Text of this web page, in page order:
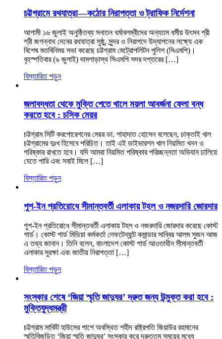
চট্টগ্রামে রথযাত্রা—কঠোর নিরাপত্তা ও ট্রাফিক নির্দেশনা
আগামী ১৬ জুলাই অনুষ্ঠিতব্য সনাতন ধর্মাবলম্বীদের অন্যতম ধর্মীয় উৎসব শ্রী
শ্রী জগন্নাথ দেবের রথযাত্রা সুষ্ঠু, সুন্দর ও নিরাপদে উদ্‌যাপনের লক্ষ্যে এক
বিশেষ মতবিনিময় সভা করেছে চট্টগ্রাম মেট্রোপলিটন পুলিশ (সিএমপি)।
বৃহস্পতিবার (৯ জুলাই) দামপাড়াস্থ সিএমপি সদর দপ্তরের […]
বিস্তারিত পড়ুন
জলাবদ্ধতা থেকে মুক্তি পেতে খালে ময়লা আবর্জনা ফেলা বন্ধ
করতে হবে : চসিক মেয়র
চট্টগ্রাম সিটি করপোরেশনের মেয়র ডা. শাহাদাত হোসেন বলেছেন, চাক্তাই খাল
চট্টগ্রামের দুঃখ হিসেবে পরিচিত। তাই এই ডাইভারশন খাল নিয়মিত খনন ও
পরিষ্কার রাখতে হবে। যদি আমরা নিয়মিত পরিষ্কার পরিচ্ছন্নতা অভিযান চালিয়ে
যেতে পারি এবং সবাই মিলে […]
বিস্তারিত পড়ুন
পুশ-ইন প্রতিরোধে সীমান্তবর্তী এলাকায় টহল ও নজরদারি জোরদার
পুশ-ইন প্রতিরোধে সীমান্তবর্তী এলাকায় টহল ও নজরদারি জোরদার করেছে কোস্ট
গার্ড। কোস্ট গার্ড মিডিয়া কর্মকর্তা লেফটেন্যান্ট কমান্ডার সাব্বির আলম সুজন আজ
এ তথ্য জানান। তিনি বলেন, বাংলাদেশ কোস্ট গার্ড আওতাধীন সীমান্তবর্তী
এলাকার সুরক্ষা এবং জাতীয় নিরাপত্তা […]
বিস্তারিত পড়ুন
সংস্কার শেষে ‘জিয়া স্মৃতি জাদুঘর’ দ্রুত জন্য উন্মুক্ত করা হবে :
মুক্তিযুদ্ধমন্ত্রী
চট্টগ্রাম সার্কিট হাউসের পাশে অবস্থিত শহীদ রাষ্ট্রপতি জিয়াউর রহমানের
স্মৃতিবিজড়িত ‘জিয়া স্মৃতি জাদুঘর’ সংস্কার করে দ্রুততম সময়ের মধ্যে